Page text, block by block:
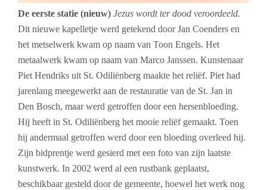
De eerste statie (nieuw) Jezus wordt ter dood veroordeeld.
Dit nieuwe kapelletje werd getekend door Jan Coenders en
het metselwerk kwam op naam van Toon Engels. Het
metaalwerk kwam op naam van Marco Janssen. Kunstenaar
Piet Hendriks uit St. Odiliënberg maakte het reliëf. Piet had
jarenlang meegewerkt aan de restauratie van de St. Jan in
Den Bosch, maar werd getroffen door een hersenbloeding.
Hij heeft in St. Odiliënberg het mooie reliëf gemaakt. Toen
hij andermaal getroffen werd door een bloeding overleed hij.
Zijn bidprentje werd gesierd met een foto van zijn laatste
kunstwerk. In 2002 werd al een rustbank geplaatst,
beschikbaar gesteld door de gemeente, hoewel het werk nog